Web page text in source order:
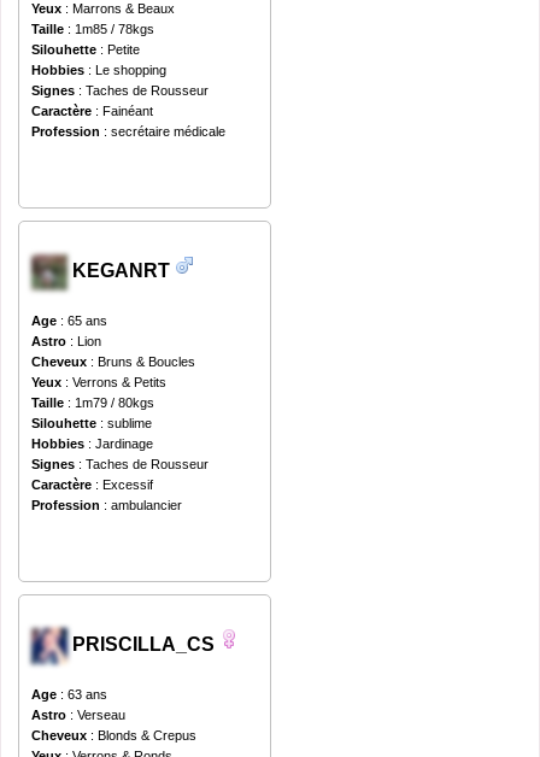
Yeux : Marrons & Beaux
Taille : 1m85 / 78kgs
Silouhette : Petite
Hobbies : Le shopping
Signes : Taches de Rousseur
Caractère : Fainéant
Profession : secrétaire médicale
KEGANRT
Age : 65 ans
Astro : Lion
Cheveux : Bruns & Boucles
Yeux : Verrons & Petits
Taille : 1m79 / 80kgs
Silouhette : sublime
Hobbies : Jardinage
Signes : Taches de Rousseur
Caractère : Excessif
Profession : ambulancier
PRISCILLA_CS
Age : 63 ans
Astro : Verseau
Cheveux : Blonds & Crepus